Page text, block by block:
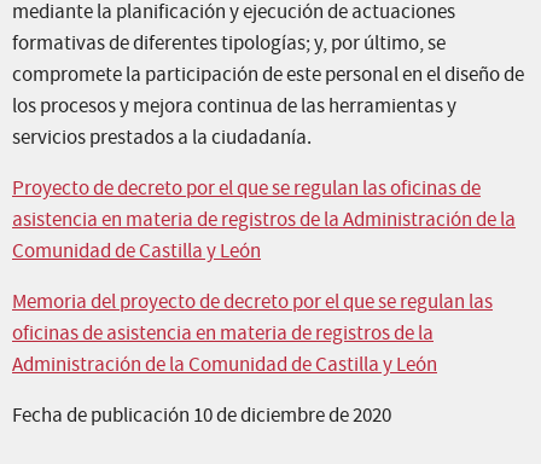
mediante la planificación y ejecución de actuaciones
formativas de diferentes tipologías; y, por último, se
compromete la participación de este personal en el diseño de
los procesos y mejora continua de las herramientas y
servicios prestados a la ciudadanía.
Proyecto de decreto por el que se regulan las oficinas de
asistencia en materia de registros de la Administración de la
Comunidad de Castilla y León
Memoria del proyecto de decreto por el que se regulan las
oficinas de asistencia en materia de registros de la
Administración de la Comunidad de Castilla y León
Fecha de publicación 10 de diciembre de 2020